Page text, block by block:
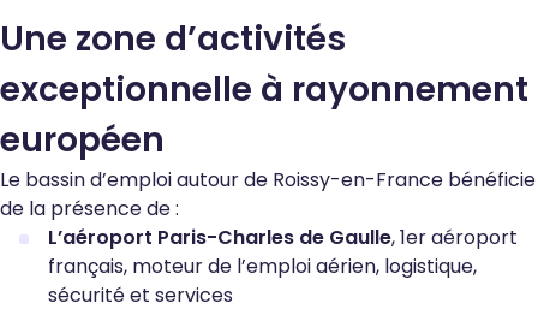
Une zone d’activités
exceptionnelle à rayonnement
européen
Le bassin d’emploi autour de Roissy-en-France bénéficie
de la présence de :
L’aéroport Paris-Charles de Gaulle, 1eraéroport
français, moteur de l’emploi aérien, logistique,
sécurité et services